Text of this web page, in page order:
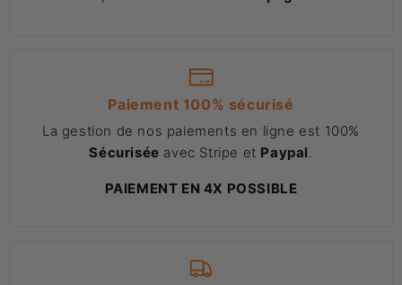
Paiement 100% sécurisé
La gestion de nos paiements en ligne est 100%
Sécurisée avec Stripe et Paypal
PAIEMENT EN 4X POSSIBLE